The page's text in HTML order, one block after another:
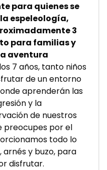
para quienes se
espeleología,
3
para familias y
aventura
7 años, tanto niños
de un entorno
aprenderán las
y la
de nuestros
preocupes por el
todo lo
y buzo, para
disfrutar.